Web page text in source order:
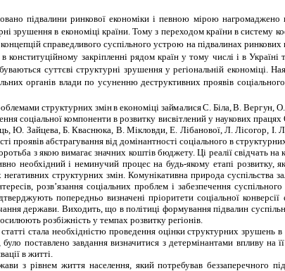
підвалини ринкової економіки і певною мірою
зрушення в економіці країни. Тому з переходом країни в
справедливого суспільного устрою на підвалинах
конституційному закріпленні рядом країн у тому числі і в
суттєві структурні зрушення у регіональній
органів влади по усуненню деструктивних проявів
лемами структурних змінв економіці займалисяС Біла, В. Вергун,О.
соціальної компоненти в розвитку висвітлений у наукових
Ю. Зайцева, Б. Кваснюка, В. Мікловди, Е. Лібанової, Л. Лісогор,
абстрагування від домінантності соціального в
з якою вимагає значних коштів бюджету. Ці реалії свідчать
необхідний і неминучий процес на будь-якому етапі розвитку,
структурних змін. Комунікативна природа суспільства
розв’язання соціальних проблем і забезпечення
попередньо визначені пріоритети соціальної
держави. Виходить, що в політиці формування підвалин
розбіжність у темпах розвитку регіонів.
стала необхідністю проведення оцінки структурних зрушень
поставлено завдання визначитися з детермінантами впливу
в житті.
з рівнем життя населення, який потребував беззаперечного